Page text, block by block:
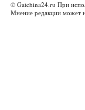
© Gatchina24.ru При
Мнение редакции может